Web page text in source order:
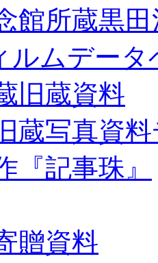
館所蔵黒
ルムデータ
旧蔵資料
蔵写真資
『記事珠』
贈資料